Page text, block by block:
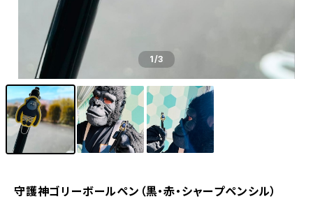
1/3
守護神ゴリーボールペン（黒・赤・シャープペンシル）